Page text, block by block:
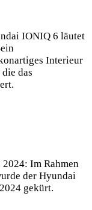
IONIQ 6 läutet
Interieur
das
Im Rahmen
der Hyundai
gekürt.